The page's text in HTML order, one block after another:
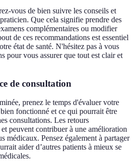
vous de bien suivre les conseils et
Que cela signifie prendre des
complémentaires ou modifier
de ces recommandations est essentiel
état de santé. N'hésitez pas à vous
pour vous assurer que tout est clair et
de consultation
prenez le temps d'évaluer votre
fonctionné et ce qui pourrait être
consultations. Les retours
peuvent contribuer à une amélioration
médicaux. Pensez également à partager
aider d’autres patients à mieux se